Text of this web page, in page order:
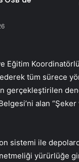
Eğitim
ederek tüm sürece
gerçekleştirilen
alan
sistemi ile
yürürlüğe